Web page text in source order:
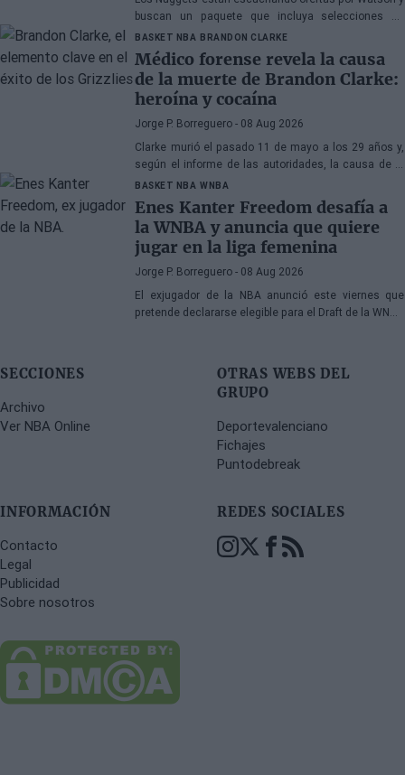
buscan un paquete que incluya selecciones de
primera ronda, jóvenes talentos o una combinación
de ambos
BASKET NBA BRANDON CLARKE
Médico forense revela la causa
de la muerte de Brandon Clarke:
heroína y cocaína
Jorge P. Borreguero - 08 Aug 2026
Clarke murió el pasado 11 de mayo a los 29 años y,
según el informe de las autoridades, la causa de la
muerte fueron los efectos de la heroína y la cocaína
BASKET NBA WNBA
Enes Kanter Freedom desafía a
la WNBA y anuncia que quiere
jugar en la liga femenina
Jorge P. Borreguero - 08 Aug 2026
El exjugador de la NBA anunció este viernes que
pretende declararse elegible para el Draft de la WNBA
SECCIONES
Archivo
Ver NBA Online
OTRAS WEBS DEL
GRUPO
Deportevalenciano
Fichajes
Puntodebreak
INFORMACIÓN
Contacto
Legal
Publicidad
Sobre nosotros
REDES SOCIALES